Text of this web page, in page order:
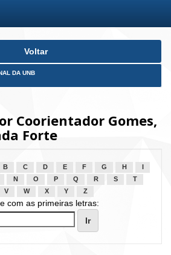
Voltar
DA UNB
Coorientador Gomes,
Forte
B C D E F G H
N O P Q R S
T
V W X Y Z
com as primeiras letras: